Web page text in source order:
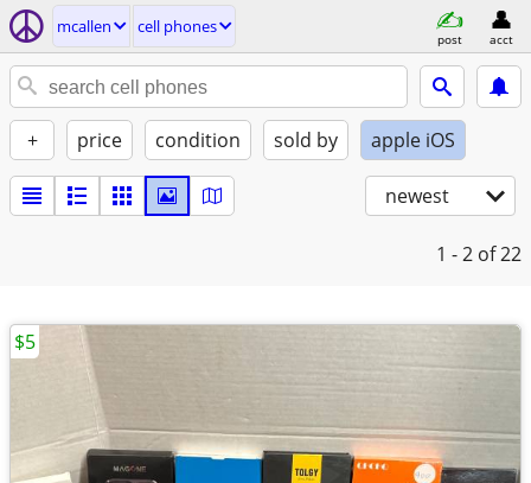
mcallen cell phones
post acct
+ price condition sold by apple iOS
newest
1 - 2 of 22
$5